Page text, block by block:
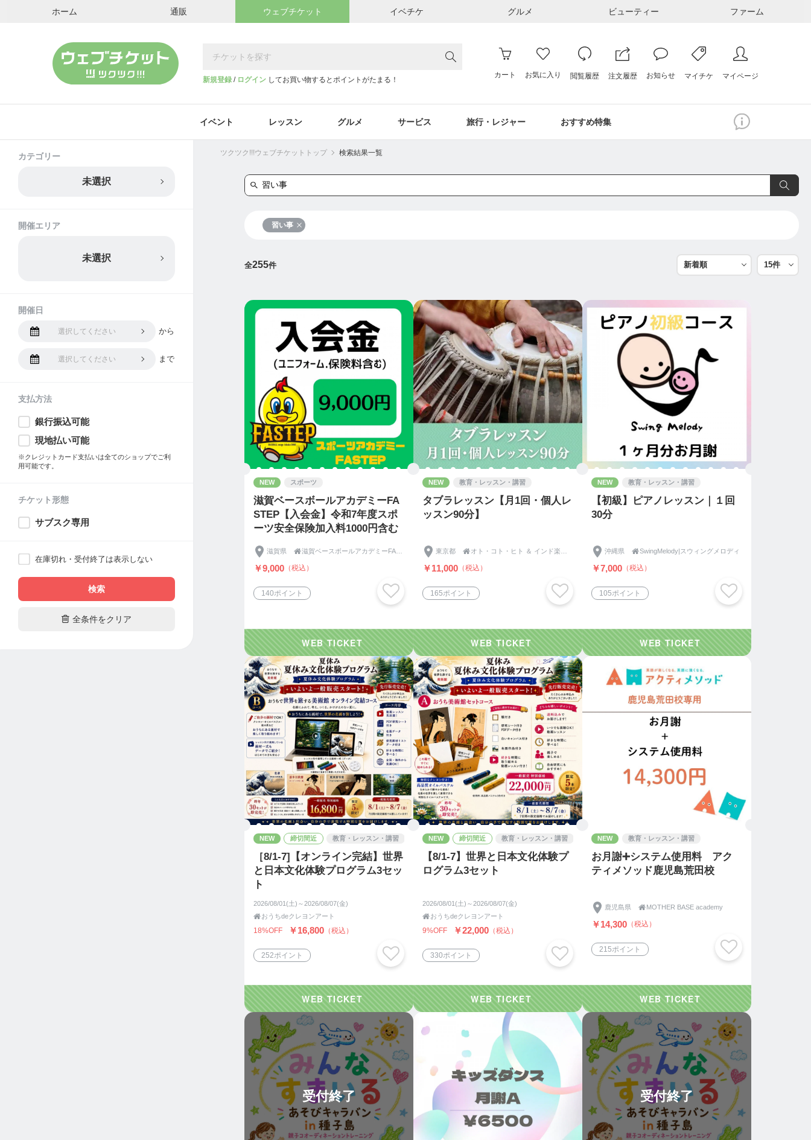
ホーム 通販 ウェブチケット イベチケ グルメ ビューティー ファーム
新規登録 / ログイン してお買い物するとポイントがたまる！
カート お気に入り 閲覧履歴 注文履歴 お知らせ マイチケ マイページ
イベント レッスン グルメ サービス 旅行・レジャー おすすめ特集
ツクツク!!!ウェブチケットトップ 検索結果一覧
習い事
全255件
NEW スポーツ
滋賀ベースボールアカデミーFA
STEP【入会金】令和7年度スポ
ーツ安全保険加入料1000円含む
滋賀県 
￥9,000 （税込）
140ポイント
NEW 教育・レッスン・講習
タブラレッスン【月1回・個人レ
ッスン90分】
東京都 
￥11,000 （税込）
165ポイント
NEW 教育・レッスン・講習
【初級】ピアノレッスン｜１回
30分
沖縄県 SwingMelody|スウィングメロディ
￥7,000 （税込）
105ポイント
NEW 締切間近 教育・レッスン・講習
［8/1-7]【オンライン完結】世界
と日本文化体験プログラム3セッ
ト
2026/08/01(土)～2026/08/07(金)
おうちdeクレヨンアート
18%OFF ￥16,800 （税込）
252ポイント
NEW 締切間近 教育・レッスン・講習
【8/1-7】世界と日本文化体験プ
ログラム3セット
2026/08/01(土)～2026/08/07(金)
おうちdeクレヨンアート
9%OFF ￥22,000 （税込）
330ポイント
NEW 教育・レッスン・講習
お月謝➕システム使用料 アク
ティメソッド鹿児島荒田校
鹿児島県  MOTHER BASE academy
￥14,300 （税込）
215ポイント
受付終了 受付終了
カテゴリー
未選択
開催エリア
未選択
開催日
選択してください から
選択してください まで
支払方法
銀行振込可能
現地払い可能
※クレジットカード支払いは全てのショップでご利
用可能です。
チケット形態
サブスク専用
在庫切れ・受付終了は表示しない
検索
 全条件をクリア